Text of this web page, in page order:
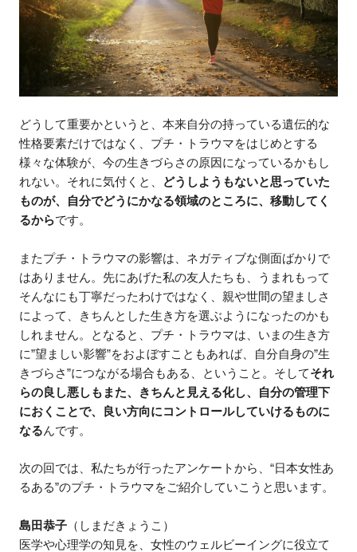
どうして重要かというと、本来自分の持っている遺伝的な
性格要素だけではなく、プチ・トラウマをはじめとする
様々な体験が、今の生きづらさの原因になっているかもし
れない。それに気付くと、
どうしようもないと思っていた
ものが、自分でどうにかなる領域のところに、移動してく
るからです。
またプチ・トラウマの影響は、ネガティブな側面ばかりで
はありません。先にあげた私の友人たちも、うまれもって
そんなにも丁寧だったわけではなく、親や世間の望ましさ
によって、きちんとした生き方を選ぶようになったのかも
しれません。となると、プチ・トラウマは、いまの生き方
に”望ましい影響”をおよぼすこともあれば、自分自身の”生
きづらさ”につながる場合もある、ということ。そしてそれ
らの良し悪しもまた、きちんと見える化し、自分の管理下
におくことで、良い方向にコントロールしていけるものに
なるんです。
次の回では、私たちが行ったアンケートから、“日本女性あ
るある”のプチ・トラウマをご紹介していこうと思います。
島田恭子 （しまだきょうこ）
医学や心理学の知見を、女性のウェルビーイングに役立て